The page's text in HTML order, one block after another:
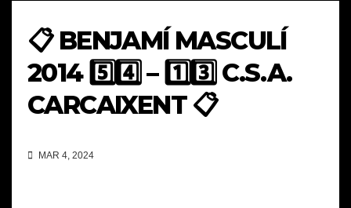
📋 BENJAMÍ MASCULÍ
2014 5️⃣4️⃣ – 1️⃣3️⃣ C.S.A.
CARCAIXENT 📋
MAR 4, 2024